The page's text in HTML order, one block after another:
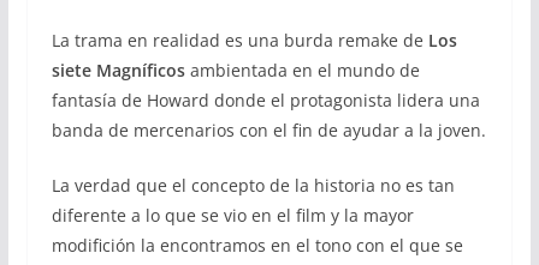
La trama en realidad es una burda remake de Los
siete Magníficosambientada en el mundo de
fantasía de Howard donde el protagonista lidera una
banda de mercenarios con el fin de ayudar a la joven.
La verdad que el concepto de la historia no es tan
diferente a lo que se vio en el film y la mayor
modifición la encontramos en el tono con el que se